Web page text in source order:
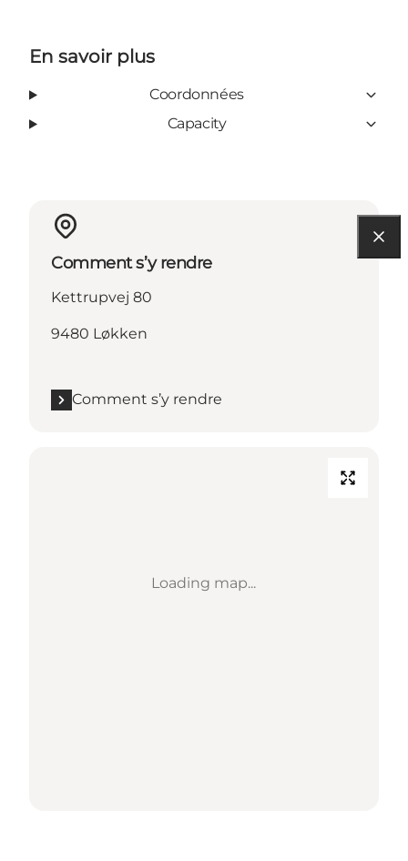
En savoir plus
Coordonnées
Capacity
Comment s’y rendre
Kettrupvej 80
9480 Løkken
Comment s’y rendre
Loading map...